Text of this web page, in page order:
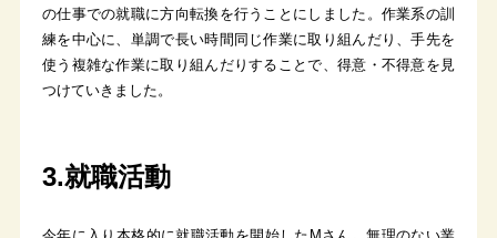
の仕事での就職に方向転換を行うことにしました。作業系の訓
練を中心に、単調で長い時間同じ作業に取り組んだり、手先を
使う複雑な作業に取り組んだりすることで、得意・不得意を見
つけていきました。
3.就職活動